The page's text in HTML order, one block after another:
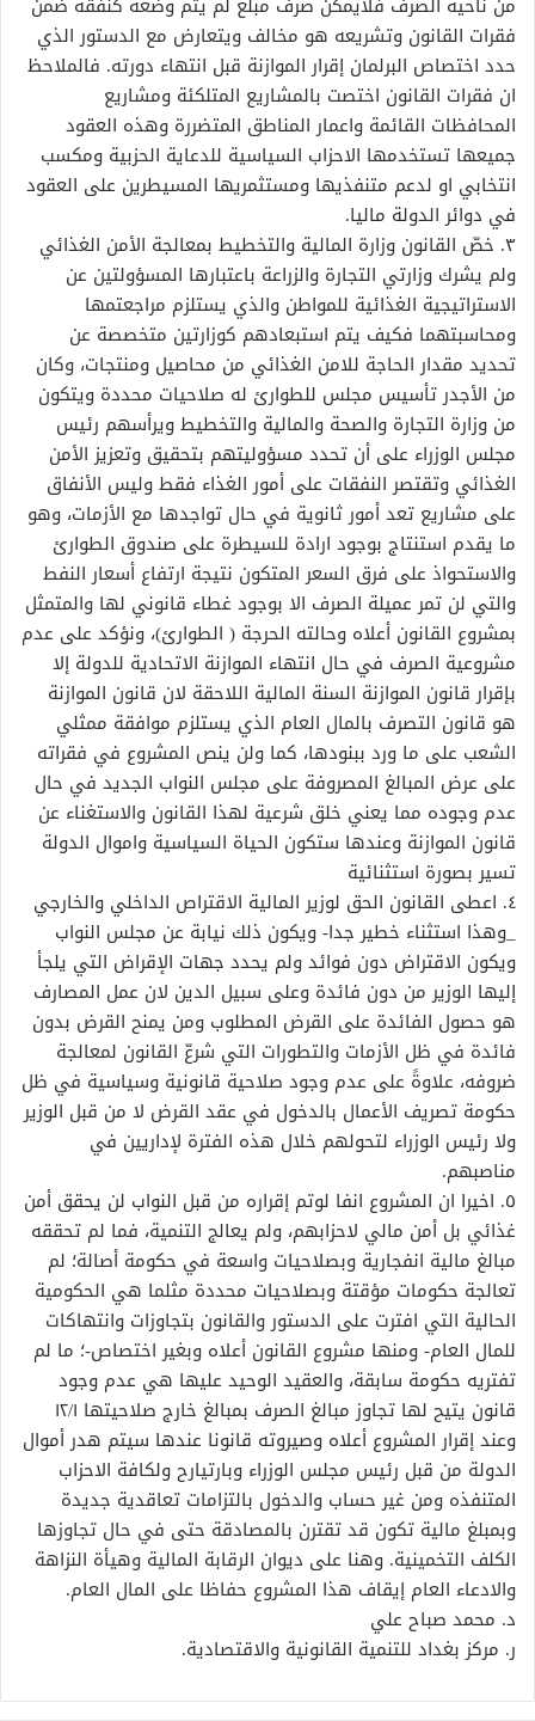
فقرات القانون وتشريعه هو مخالف ويتعارض مع الدستور الذي
حدد اختصاص البرلمان إقرار الموازنة قبل انتهاء دورته. فالملاحظ
ان فقرات القانون اختصت بالمشاريع المتلكئة ومشاريع
المحافظات القائمة واعمار المناطق المتضررة وهذه العقود
جميعها تستخدمها الاحزاب السياسية للدعاية الحزبية ومكسب
انتخابي او لدعم متنفذيها ومستثمريها المسيطرين على العقود
في دوائر الدولة ماليا.
٣. خصّ القانون وزارة المالية والتخطيط بمعالجة الأمن الغذائي
ولم يشرك وزارتي التجارة والزراعة باعتبارها المسؤولتين عن
الاستراتيجية الغذائية للمواطن والذي يستلزم مراجعتمها
ومحاسبتهما فكيف يتم استبعادهم كوزارتين متخصصة عن
تحديد مقدار الحاجة للامن الغذائي من محاصيل ومنتجات، وكان
من الأجدر تأسيس مجلس للطوارئ له صلاحيات محددة ويتكون
من وزارة التجارة والصحة والمالية والتخطيط ويرأسهم رئيس
مجلس الوزراء على أن تحدد مسؤوليتهم بتحقيق وتعزيز الأمن
الغذائي وتقتصر النفقات على أمور الغذاء فقط وليس الأنفاق
على مشاريع تعد أمور ثانوية في حال تواجدها مع الأزمات، وهو
ما يقدم استنتاج بوجود ارادة للسيطرة على صندوق الطوارئ
والاستحواذ على فرق السعر المتكون نتيجة ارتفاع أسعار النفط
والتي لن تمر عميلة الصرف الا بوجود غطاء قانوني لها والمتمثل
بمشروع القانون أعلاه وحالته الحرجة ( الطوارئ)، ونؤكد على عدم
مشروعية الصرف في حال انتهاء الموازنة الاتحادية للدولة إلا
بإقرار قانون الموازنة السنة المالية اللاحقة لان قانون الموازنة
هو قانون التصرف بالمال العام الذي يستلزم موافقة ممثلي
الشعب على ما ورد ببنودها، كما ولن ينص المشروع في فقراته
على عرض المبالغ المصروفة على مجلس النواب الجديد في حال
عدم وجوده مما يعني خلق شرعية لهذا القانون والاستغناء عن
قانون الموازنة وعندها ستكون الحياة السياسية واموال الدولة
تسير بصورة استثنائية
٤. اعطى القانون الحق لوزير المالية الاقتراص الداخلي والخارجي
_وهذا استثناء خطير جدا- ويكون ذلك نيابة عن مجلس النواب
ويكون الاقتراض دون فوائد ولم يحدد جهات الإقراض التي يلجأ
إليها الوزير من دون فائدة وعلى سبيل الدين لان عمل المصارف
هو حصول الفائدة على القرض المطلوب ومن يمنح القرض بدون
فائدة في ظل الأزمات والتطورات التي شرعّ القانون لمعالجة
ضروفه، علاوةً على عدم وجود صلاحية قانونية وسياسية في ظل
حكومة تصريف الأعمال بالدخول في عقد القرض لا من قبل الوزير
ولا رئيس الوزراء لتحولهم خلال هذه الفترة لإداريين في
مناصبهم.
٥. اخيرا ان المشروع انفا لوتم إقراره من قبل النواب لن يحقق أمن
غذائي بل أمن مالي لاحزابهم، ولم يعالج التنمية، فما لم تحققه
مبالغ مالية انفجارية وبصلاحيات واسعة في حكومة أصالة؛ لم
تعالجة حكومات مؤقتة وبصلاحيات محددة مثلما هي الحكومية
الحالية التي افترت على الدستور والقانون بتجاوزات وانتهاكات
للمال العام- ومنها مشروع القانون أعلاه وبغير اختصاص-؛ ما لم
تفتريه حكومة سابقة، والعقيد الوحيد عليها هي عدم وجود
قانون يتيح لها تجاوز مبالغ الصرف بمبالغ خارج صلاحيتها ١٢/١
وعند إقرار المشروع أعلاه وصيروته قانونا عندها سيتم هدر أموال
الدولة من قبل رئيس مجلس الوزراء وبارتيارح ولكافة الاحزاب
المتنفذه ومن غير حساب والدخول بالتزامات تعاقدية جديدة
وبمبلغ مالية تكون قد تقترن بالمصادقة حتى في حال تجاوزها
الكلف التخمينية. وهنا على ديوان الرقابة المالية وهيأة النزاهة
والادعاء العام إيقاف هذا المشروع حفاظا على المال العام.
د. محمد صباح علي
ر. مركز بغداد للتنمية القانونية والاقتصادية.